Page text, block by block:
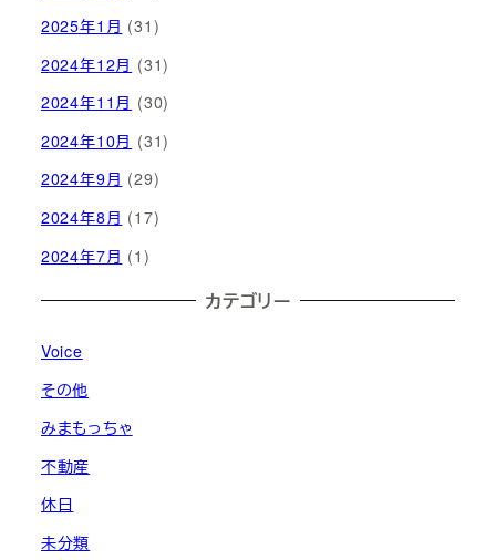
2025年1月 (31)
2024年12月 (31)
2024年11月 (30)
2024年10月 (31)
2024年9月 (29)
2024年8月 (17)
2024年7月 (1)
カテゴリー
Voice
その他
みまもっちゃ
不動産
休日
未分類